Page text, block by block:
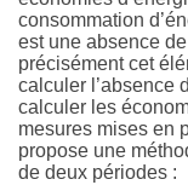
consommation
est une absence
précisément cet
calculer l’absence
calculer les
mesures mises en
propose une
de deux périodes :